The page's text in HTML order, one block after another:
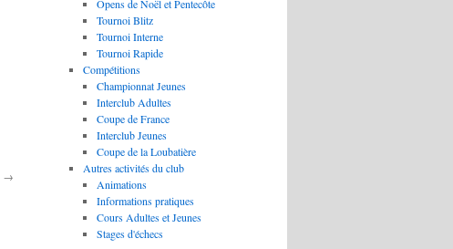
→
Opens de Noël et Pentecôte
Tournoi Blitz
Tournoi Interne
Tournoi Rapide
Compétitions
Championnat Jeunes
Interclub Adultes
Coupe de France
Interclub Jeunes
Coupe de la Loubatière
Autres activités du club
Animations
Informations pratiques
Cours Adultes et Jeunes
Stages d'échecs